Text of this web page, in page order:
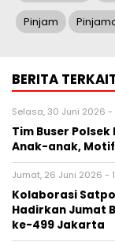
Pinjam
BERITA
Selasa, 30 Juni 2026 -
Tim Buser
Anak-anak,
Jumat, 26 Juni 2026 -
Kolaborasi
Hadirkan Jumat
ke-499 Jakarta